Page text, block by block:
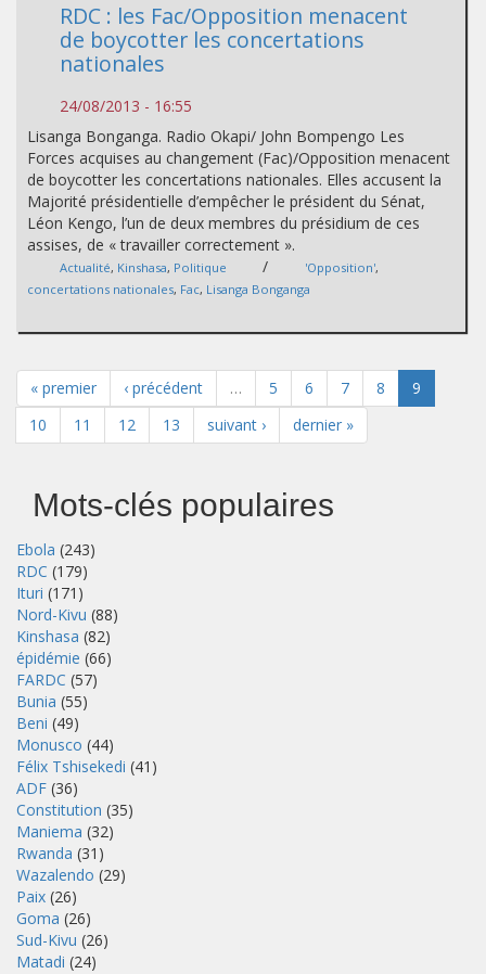
RDC : les Fac/Opposition menacent
de boycotter les concertations
nationales
24/08/2013 - 16:55
Lisanga Bonganga. Radio Okapi/ John Bompengo Les
Forces acquises au changement (Fac)/Opposition menacent
de boycotter les concertations nationales. Elles accusent la
Majorité présidentielle d’empêcher le président du Sénat,
Léon Kengo, l’un de deux membres du présidium de ces
assises, de « travailler correctement ».
Actualité, Kinshasa, Politique / 'Opposition',
concertations nationales, Fac, Lisanga Bonganga
« premier ‹ précédent … 5 6 7 8
9
10
11 12 13 suivant › dernier »
Mots-clés populaires
Ebola (243)
RDC (179)
Ituri (171)
Nord-Kivu (88)
Kinshasa (82)
épidémie (66)
FARDC (57)
Bunia (55)
Beni (49)
Monusco (44)
Félix Tshisekedi (41)
ADF (36)
Constitution (35)
Maniema (32)
Rwanda (31)
Wazalendo (29)
Paix (26)
Goma (26)
Sud-Kivu (26)
Matadi (24)